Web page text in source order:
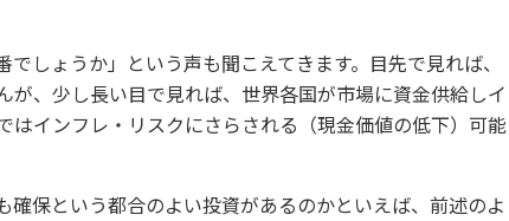
しょうか」という声も聞こえてきます。目先で見れば、
が、少し長い目で見れば、世界各国が市場に資金供給しイ
はインフレ・リスクにさらされる（現金価値の低下）可能
確保という都合のよい投資があるのかといえば、前述のよ